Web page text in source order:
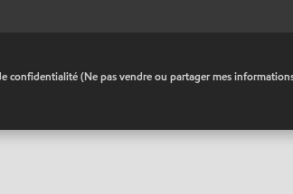
confidentialité (Ne pas vendre ou partager mes